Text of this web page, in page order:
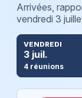
Arrivées,
vendredi 3
VENDREDI
3 juil.
4 réunions